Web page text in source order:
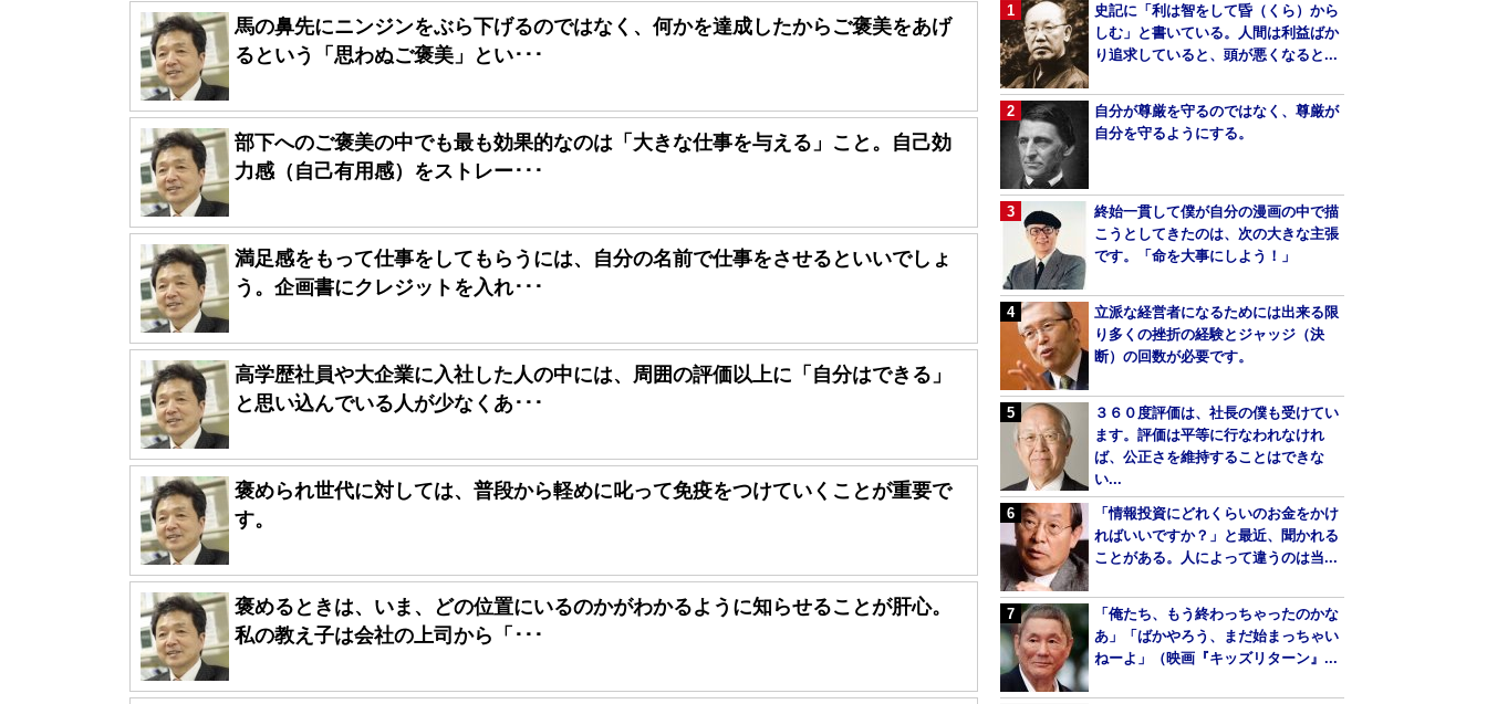
馬の鼻先にニンジンをぶら下げるのではなく、何かを達成したからご褒美をあげ
るという「思わぬご褒美」とい･･･
部下へのご褒美の中でも最も効果的なのは「大きな仕事を与える」こと。自己効
力感（自己有用感）をストレー･･･
満足感をもって仕事をしてもらうには、自分の名前で仕事をさせるといいでしょ
う。企画書にクレジットを入れ･･･
高学歴社員や大企業に入社した人の中には、周囲の評価以上に「自分はできる」
と思い込んでいる人が少なくあ･･･
褒められ世代に対しては、普段から軽めに叱って免疫をつけていくことが重要で
す。
褒めるときは、いま、どの位置にいるのかがわかるように知らせることが肝心。
私の教え子は会社の上司から「･･･
史記に「利は智をして昏（くら）から
しむ」と書いている。人間は利益ばか
り追求していると、頭が悪くなると...
自分が尊厳を守るのではなく、尊厳が
自分を守るようにする。
終始一貫して僕が自分の漫画の中で描
こうとしてきたのは、次の大きな主張
です。「命を大事にしよう！」
立派な経営者になるためには出来る限
り多くの挫折の経験とジャッジ（決
断）の回数が必要です。
３６０度評価は、社長の僕も受けてい
ます。評価は平等に行なわれなけれ
ば、公正さを維持することはできな
い...
「情報投資にどれくらいのお金をかけ
ればいいですか？」と最近、聞かれる
ことがある。人によって違うのは当...
「俺たち、もう終わっちゃったのかな
あ」「ばかやろう、まだ始まっちゃい
ねーよ」（映画『キッズリターン』...